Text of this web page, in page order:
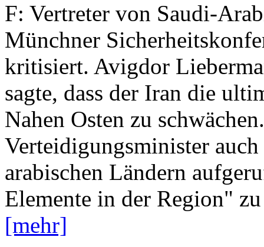
F: Vertreter von Saudi-
Münchner
kritisiert. Avigdor
sagte, dass der Iran die
Nahen Osten zu
Verteidigungsminister
arabischen Ländern
Elemente in der Region"
[mehr]